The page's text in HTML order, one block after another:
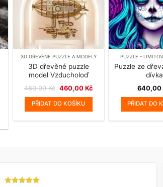
3D DŘEVĚNÉ PUZZLE A MODELY
3D dřevěné puzzle
model Vzducholoď
480,00Kč Původní
cena
byla:
480,00 Kč.
460,00 KčAktuální
je:
PŘIDAT DO KOŠÍKU
PUZZLE -
Puzzle ze
dívka
640,00
PŘIDAT DO